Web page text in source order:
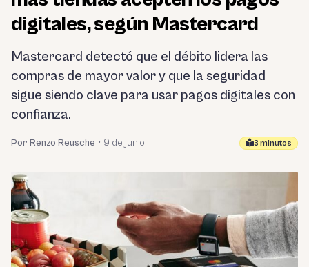
digitales, según Mastercard
Mastercard detectó que el débito lidera las
compras de mayor valor y que la seguridad
sigue siendo clave para usar pagos digitales con
confianza.
Por Renzo Reusche • 9 de junio 3 minutos